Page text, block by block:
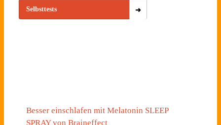
Selbsttests
Besser einschlafen mit Melatonin SLEEP
SPRAY von Braineffect